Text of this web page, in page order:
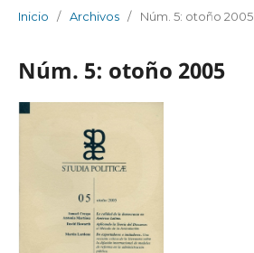
Inicio / Archivos / Núm. 5: otoño 2005
Núm. 5: otoño 2005